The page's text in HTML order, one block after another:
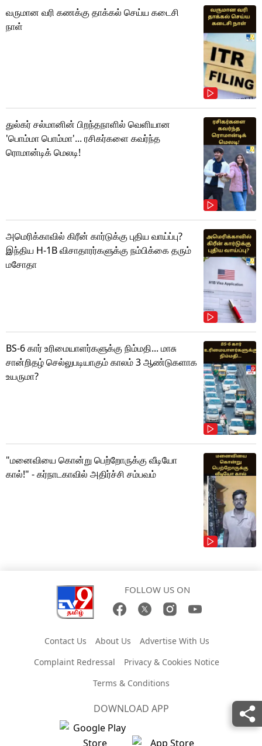
வருமான வரி கணக்கு தாக்கல் செய்ய கடைசி
நாள்
துல்கர் சல்மானின் பிறந்தநாளில் வெளியான
'பொம்மா பொம்மா'... ரசிகர்களை கவர்ந்த
ரொமான்டிக் மெலடி!
அமெரிக்காவில் கிரீன் கார்டுக்கு புதிய வாய்ப்பு?
இந்திய H-1B விசாதாரர்களுக்கு நம்பிக்கை தரும்
மசோதா
BS-6 கார் உரிமையாளர்களுக்கு நிம்மதி... மாசு
சான்றிதழ் செல்லுபடியாகும் காலம் 3 ஆண்டுகளாக
உயருமா?
"மனைவியை கொன்று பெற்றோருக்கு வீடியோ
கால்!" - கர்நாடகாவில் அதிர்ச்சி சம்பவம்
FOLLOW US ON
Contact Us About Us
Advertise With Us
Complaint Redressal
Privacy & Cookies Notice
Terms & Conditions
DOWNLOAD APP